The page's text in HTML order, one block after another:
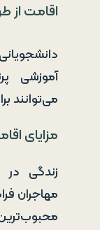
اقامت از
آموزشی
می‌توانند
مزایای
زندگی در
مهاجران